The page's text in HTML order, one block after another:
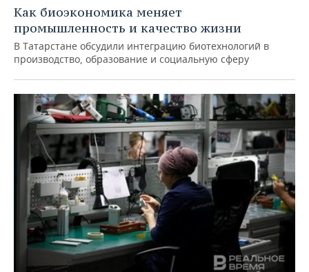
Как биоэкономика меняет
промышленность и качество жизни
В Татарстане обсудили интеграцию биотехнологий в
производство, образование и социальную сферу